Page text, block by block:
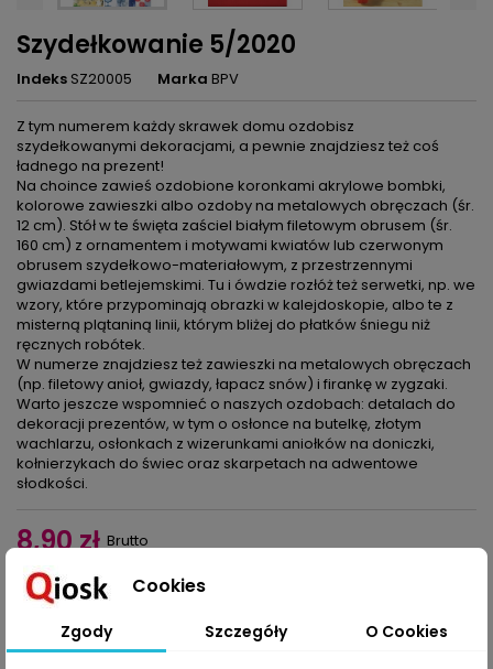
Szydełkowanie 5/2020
Indeks SZ20005 Marka BPV
Z tym numerem każdy skrawek domu ozdobisz
szydełkowanymi dekoracjami, a pewnie znajdziesz też coś
ładnego na prezent!
Na choince zawieś ozdobione koronkami akrylowe bombki,
kolorowe zawieszki albo ozdoby na metalowych obręczach (śr.
12 cm). Stół w te święta zaściel białym filetowym obrusem (śr.
160 cm) z ornamentem i motywami kwiatów lub czerwonym
obrusem szydełkowo-materiałowym, z przestrzennymi
gwiazdami betlejemskimi. Tu i ówdzie rozłóż też serwetki, np. we
wzory, które przypominają obrazki w kalejdoskopie, albo te z
misterną plątaniną linii, którym bliżej do płatków śniegu niż
ręcznych robótek.
W numerze znajdziesz też zawieszki na metalowych obręczach
(np. filetowy anioł, gwiazdy, łapacz snów) i firankę w zygzaki.
Warto jeszcze wspomnieć o naszych ozdobach: detalach do
dekoracji prezentów, w tym o osłonce na butelkę, złotym
wachlarzu, osłonkach z wizerunkami aniołków na doniczki,
kołnierzykach do świec oraz skarpetach na adwentowe
słodkości.
8,90 zł Brutto
Ilość 
Cookies
Zgody Szczegóły O Cookies